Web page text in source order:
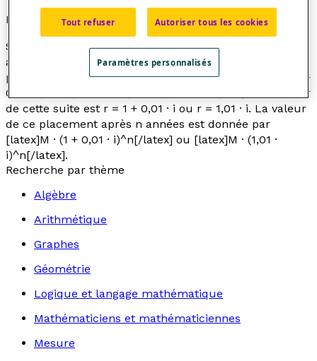
Exemple
Si on place un montant M à un intérêt de
annuellement, alors la suite des valeurs de ce
placement aprèsnannées est donnée par : S = {M · (1 +
0,01 ·
r
de cette suite est r = 1 + 0,01 · i ou r = 1,01 · i. La valeur
de ce placement après n années est donnée par
[latex]M · (1 + 0,01 · i)^n[/latex] ou [latex]M · (1,01 ·
i)^n[/latex].
Recherche par thème
Algèbre
Arithmétique
Graphes
Géométrie
Logique et langage mathématique
Mathématiciens et mathématiciennes
Mesure
Tout refuser Autoriser tous les cookies
Paramètres personnalisés